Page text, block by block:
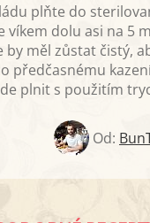
plňte do
víkem dolu asi na 5
by měl zůstat čistý,
předčasnému
plnit s použitím
Od: